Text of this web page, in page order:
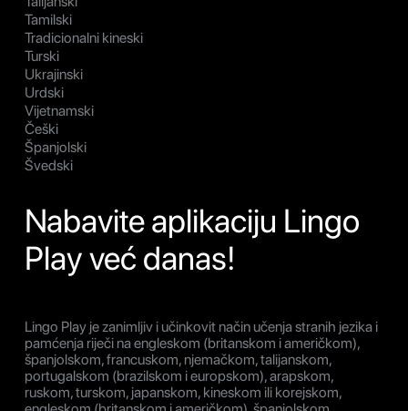
Tamilski
Tradicionalni kineski
Turski
Ukrajinski
Urdski
Vijetnamski
Češki
Španjolski
Švedski
Nabavite aplikaciju Lingo
Play već danas!
Lingo Play je zanimljiv i učinkovit način učenja stranih jezika i
pamćenja riječi na engleskom (britanskom i američkom),
španjolskom, francuskom, njemačkom, talijanskom,
portugalskom (brazilskom i europskom), arapskom,
ruskom, turskom, japanskom, kineskom ili korejskom,